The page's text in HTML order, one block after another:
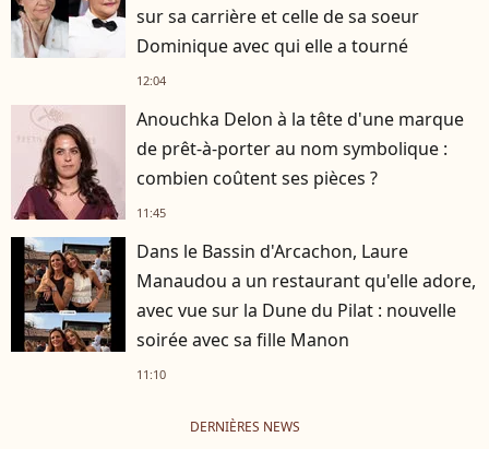
sur sa carrière et celle de sa soeur
Dominique avec qui elle a tourné
12:04
Anouchka Delon à la tête d'une marque
de prêt-à-porter au nom symbolique :
combien coûtent ses pièces ?
11:45
Dans le Bassin d'Arcachon, Laure
Manaudou a un restaurant qu'elle adore,
avec vue sur la Dune du Pilat : nouvelle
soirée avec sa fille Manon
11:10
DERNIÈRES NEWS